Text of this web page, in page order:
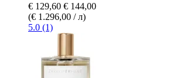
€ 129,60 € 144,00
(€ 1.296,00 / л)
5.0 (1)